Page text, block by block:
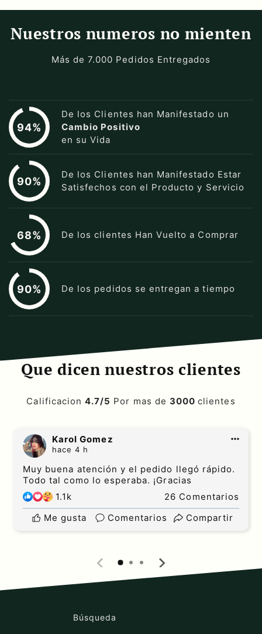
Nuestros numeros no mienten
Más de 7.000 Pedidos Entregados
94%
De los Clientes han Manifestado un
Cambio Positivo
en su Vida
90%
De los Clientes han Manifestado Estar
Satisfechos con el Producto y Servicio
68% De los clientes Han Vuelto a Comprar
90% De los pedidos se entregan a tiempo
Que dicen nuestros clientes
Calificacion4.7/5 Por mas de 3000clientes
Karol Gomez
hace 4 h
Muy buena atención y el pedido llegó rápido.
Todo tal como lo esperaba. ¡Gracias
1.1k
26 Comentarios
Me gusta
Comentarios Compartir
Búsqueda